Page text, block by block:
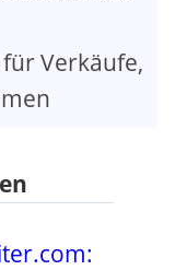
Verkäufe,